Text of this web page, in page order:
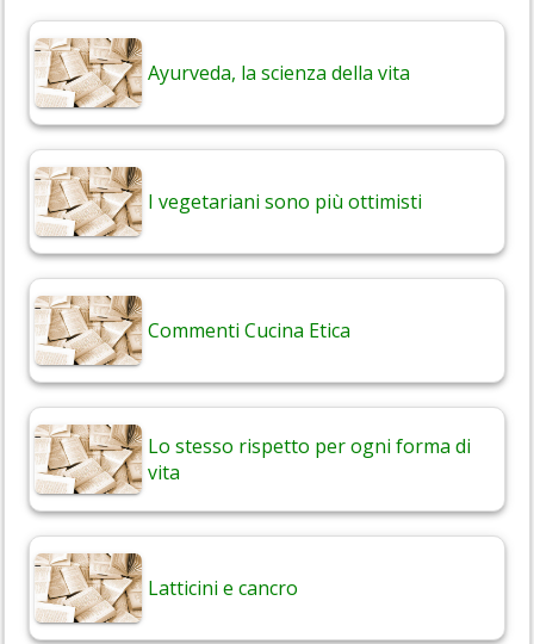
Ayurveda, la scienza della vita
I vegetariani sono più ottimisti
Commenti Cucina Etica
Lo stesso rispetto per ogni forma di
vita
Latticini e cancro